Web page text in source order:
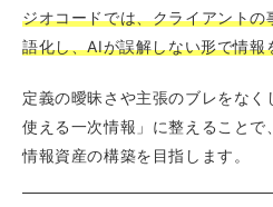
ジオコードでは、クライアント
語化し、AIが誤解しない形で情報
定義の曖昧さや主張のブレをな
使える一次情報」に整えることで
情報資産の構築を目指します。